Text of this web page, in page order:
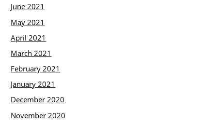
June 2021
May 2021
April 2021
March 2021
February 2021
January 2021
December 2020
November 2020